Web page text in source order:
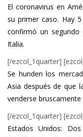
El coronavirus en
su primer caso. Hay
confirmó un
Italia.
[/ezcol_1quarter]
Se hunden los
Asia después de que
venderse
[/ezcol_1quarter]
Estados Unidos: